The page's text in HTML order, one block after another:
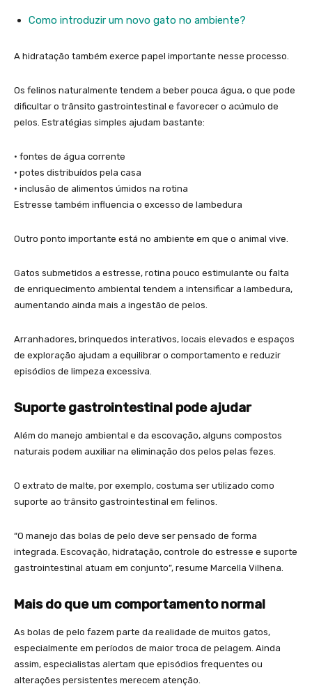
Como introduzir um novo gato no ambiente?
A hidratação também exerce papel importante nesse processo.
Os felinos naturalmente tendem a beber pouca água, o que pode
dificultar o trânsito gastrointestinal e favorecer o acúmulo de
pelos. Estratégias simples ajudam bastante:
• fontes de água corrente
• potes distribuídos pela casa
• inclusão de alimentos úmidos na rotina
Estresse também influencia o excesso de lambedura
Outro ponto importante está no ambiente em que o animal vive.
Gatos submetidos a estresse, rotina pouco estimulante ou falta
de enriquecimento ambiental tendem a intensificar a lambedura,
aumentando ainda mais a ingestão de pelos.
Arranhadores, brinquedos interativos, locais elevados e espaços
de exploração ajudam a equilibrar o comportamento e reduzir
episódios de limpeza excessiva.
Suporte gastrointestinal pode ajudar
Além do manejo ambiental e da escovação, alguns compostos
naturais podem auxiliar na eliminação dos pelos pelas fezes.
O extrato de malte, por exemplo, costuma ser utilizado como
suporte ao trânsito gastrointestinal em felinos.
“O manejo das bolas de pelo deve ser pensado de forma
integrada. Escovação, hidratação, controle do estresse e suporte
gastrointestinal atuam em conjunto”, resume Marcella Vilhena.
Mais do que um comportamento normal
As bolas de pelo fazem parte da realidade de muitos gatos,
especialmente em períodos de maior troca de pelagem. Ainda
assim, especialistas alertam que episódios frequentes ou
alterações persistentes merecem atenção.